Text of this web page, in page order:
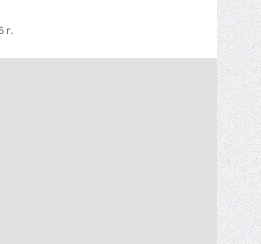
г.